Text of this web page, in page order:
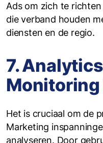
Ads om zich te
die verband houden
diensten en de regio.
7.
Monitoring
Het is cruciaal om de
Marketing
analyseren. Door